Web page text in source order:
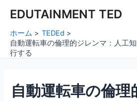
EDUTAINMENT TED
ホーム
TEDEd
自動運転車の倫理的ジレンマ：人工
行する
自動運転車の倫理
navigation